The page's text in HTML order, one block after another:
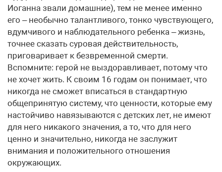
Иоганна звали домашние), тем не менее именно
его – необычно талантливого, тонко чувствующего,
вдумчивого и наблюдательного ребенка – жизнь,
точнее сказать суровая действительность,
приговаривает к безвременной смерти.
Вспомните: герой не выздоравливает, потому что
не хочет жить. К своим 16 годам он понимает, что
никогда не сможет вписаться в стандартную
общепринятую систему, что ценности, которые ему
настойчиво навязываются с детских лет, не имеют
для него никакого значения, а то, что для него
ценно и значительно, никогда не заслужит
внимания и положительного отношения
окружающих.